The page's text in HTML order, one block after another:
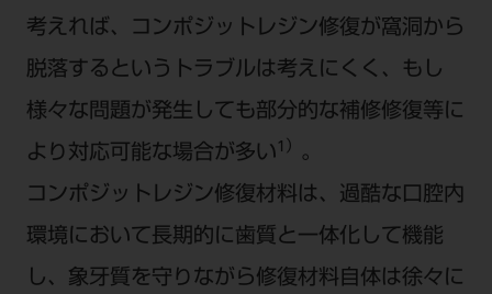
考えれば、コンポジットレジン修復が窩洞から
脱落するというトラブルは考えにくく、もし
様々な問題が発生しても部分的な補修修復等に
より対応可能な場合が多い 1）
。
コンポジットレジン修復材料は、過酷な口腔内
環境において長期的に歯質と一体化して機能
し、象牙質を守りながら修復材料自体は徐々に